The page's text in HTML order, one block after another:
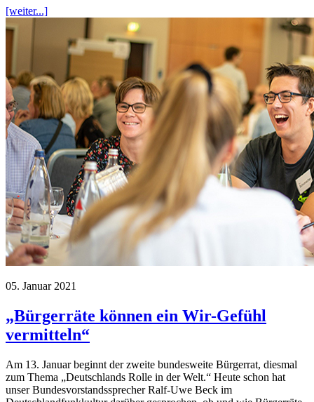
[weiter...]
05. Januar 2021
„Bürgerräte können ein Wir-Gefühl
vermitteln“
Am 13. Januar beginnt der zweite bundesweite Bürgerrat, diesmal
zum Thema „Deutschlands Rolle in der Welt.“ Heute schon hat
unser Bundesvorstandssprecher Ralf-Uwe Beck im